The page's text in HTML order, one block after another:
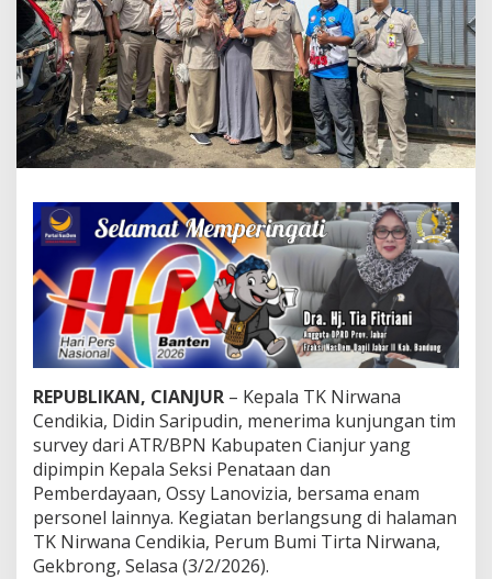
n
d
i
k
i
a
T
e
r
m
a
K
u
n
j
u
n
g
n
T
i
m
T
R
/
B
REPUBLIKAN, CIANJUR – Kepala TK Nirwana
Cendikia, Didin Saripudin, menerima kunjungan tim
survey dari ATR/BPN Kabupaten Cianjur yang
dipimpin Kepala Seksi Penataan dan
Pemberdayaan, Ossy Lanovizia, bersama enam
personel lainnya. Kegiatan berlangsung di halaman
TK Nirwana Cendikia, Perum Bumi Tirta Nirwana,
Gekbrong, Selasa (3/2/2026).